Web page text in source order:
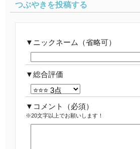
つぶやきを投稿する
ニックネーム（省略可）
総合評価
コメント （必須）
※20文字以上でお願いします！